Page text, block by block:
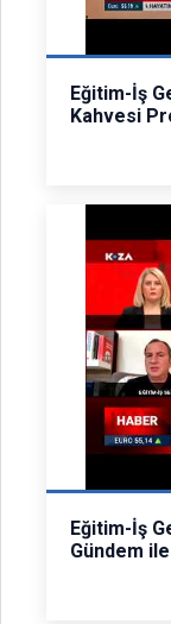
Eğitim-İş
Kahvesi
Eğitim-İş
Gündem ile